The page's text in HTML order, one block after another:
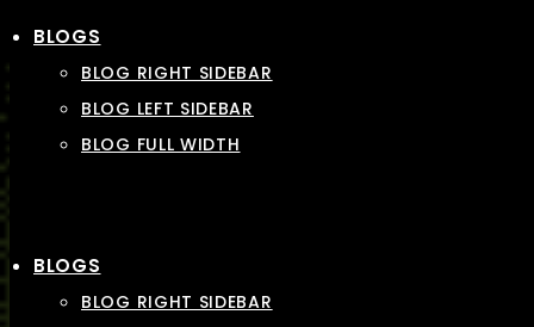
BLOGS
BLOG RIGHT SIDEBAR
BLOG LEFT SIDEBAR
BLOG FULL WIDTH
BLOGS
BLOG RIGHT SIDEBAR